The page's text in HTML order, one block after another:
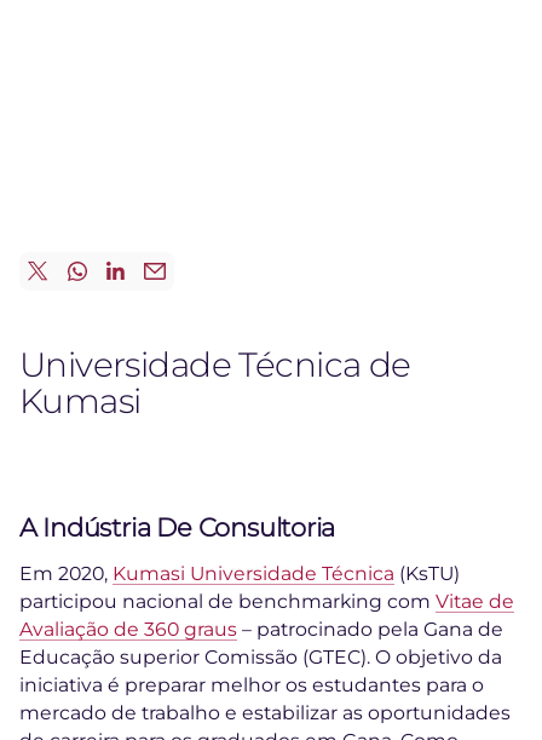
Universidade Técnica de
Kumasi
A Indústria De Consultoria
Em 2020, Kumasi Universidade Técnica (KsTU)
participou nacional de benchmarking com Vitae de
Avaliação de 360 graus– patrocinado pela Gana de
Educação superior Comissão (GTEC). O objetivo da
iniciativa é preparar melhor os estudantes para o
mercado de trabalho e estabilizar as oportunidades